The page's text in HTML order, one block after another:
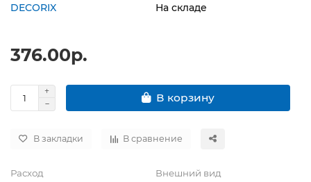
DECORIX На складе
376.00р.
В корзину
В закладки В сравнение
Расход Внешний вид